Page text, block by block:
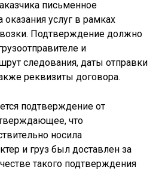
письменное
услуг в рамках
Подтверждение должно
и
следования, даты отправки
реквизиты договора.
подтверждение от
что
носила
и груз был доставлен за
такого подтверждения